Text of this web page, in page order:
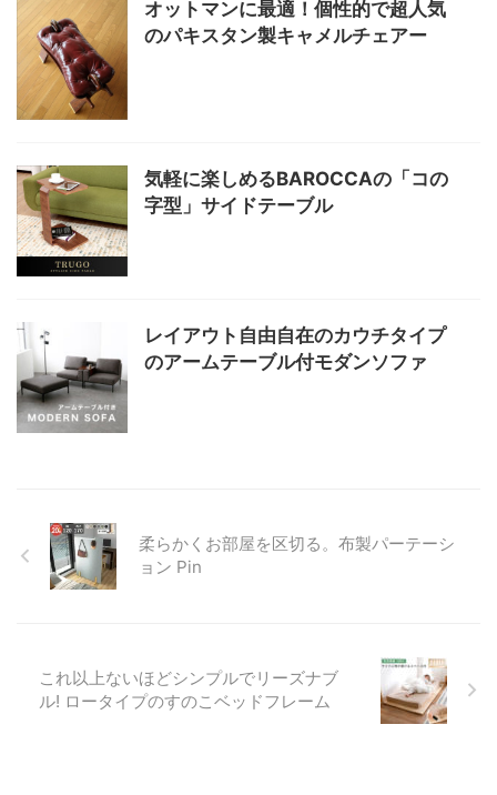
オットマンに最適！個性的で超人気
のパキスタン製キャメルチェアー
気軽に楽しめるBAROCCAの「コの
字型」サイドテーブル
レイアウト自由自在のカウチタイプ
のアームテーブル付モダンソファ
柔らかくお部屋を区切る。布製パーテーシ
ョン Pin
これ以上ないほどシンプルでリーズナブ
ル! ロータイプのすのこベッドフレーム